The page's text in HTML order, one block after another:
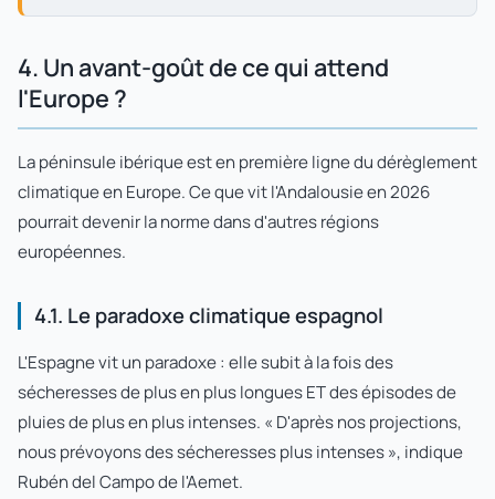
4. Un avant-goût de ce qui attend
l'Europe ?
La péninsule ibérique est en première ligne du dérèglement
climatique en Europe. Ce que vit l'Andalousie en 2026
pourrait devenir la norme dans d'autres régions
européennes.
4.1. Le paradoxe climatique espagnol
L'Espagne vit un paradoxe : elle subit à la fois des
sécheresses de plus en plus longues ET des épisodes de
pluies de plus en plus intenses. « D'après nos projections,
nous prévoyons des sécheresses plus intenses », indique
Rubén del Campo de l'Aemet.